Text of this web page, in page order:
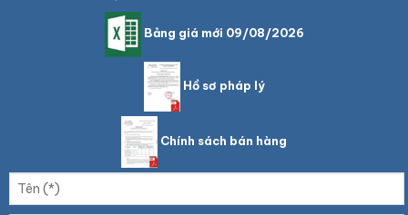
Bảng giá mới 09/08/2026
Hồ sơ pháp lý
Chính sách bán hàng